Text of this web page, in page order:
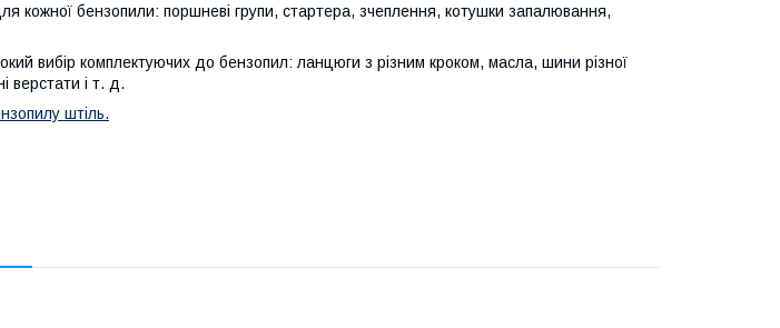
кожної бензопили: поршневі групи, стартера, зчеплення, котушки запалювання,
вибір комплектуючих до бензопил: ланцюги з різним кроком, масла, шини різної
верстати і т. д.
штіль.